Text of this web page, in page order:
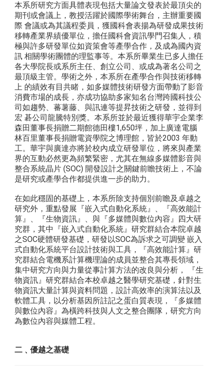
本系所研究方面具體表現包括大量論文發表於最頂尖的
期刊或會議上，教授活躍於國際學術舞台，主辦重要國
際 會議或為其議程委員，獲國科會表揚為研發成果技術
移轉產業界績優單位，擔任國科會資訊學門召集人，積
極與許多研發單位如資策會等產學合作，及成為國內資
訊 相關學術團體的理監事等。本系所畢業生已多人擔任
各大學院長或系所主任、創立公司、或成為著名公司之
最頂級主管。學術之外，本系所在產學合作與技術移轉
上 的績效有目共睹，如多媒體技術研發方面帶動了影音
消費市場的成長，亦成功協助多家知名台灣跨國科技公
司如趨勢、蕃薯藤、與訊連等提昇技術之研發，並得到
宏 碁公司龍騰特別獎。本系所並於最近獲得華宇企業李
森田董事長捐贈二期館德田樓1,650坪，加上廣達電腦
林百里董事長捐贈電資學院之博理館，皆於2003 年動
工。華宇與廣達亦將於校內成立研發單位，將來與產業
界的互動必然更為頻繁緊密，尤其在無線多媒體影音與
整合系統晶片 (SOC) 開發設計之關鍵前瞻技術上，不論
是研究或產學合作都提供進一步的助力。
在如此穩固的基礎上，本系所除支持個別前瞻及卓越之
研究外，重點發展『嵌入式自動化系統』、『高效能計
算』、『生物資訊』、與『多媒體與數位內容』四大研
究群，其中『嵌入式自動化系統』研究群結合本院卓越
之SOC硬體研發基礎，研發以SOC為訴求之可調變 嵌入
式自動化系統平台設計技術與工具，『高效能計算』研
究群結合電機系計算機理論的成員並整合其專長領域，
集中研究方向與力量從事計算方法的改良與分析， 『生
物資訊』研究群結合本校卓越之醫學研究基礎，針對生
物資訊大量計算與資料問題，設計高效率的演算法以及
軟體工具，以分析基因所註記之蛋白質表現，『多媒體
與數位內容』為橫跨科技與人文之整合團隊，研究方向
為數位內容與媒體工程。
二﹑優越之基礎